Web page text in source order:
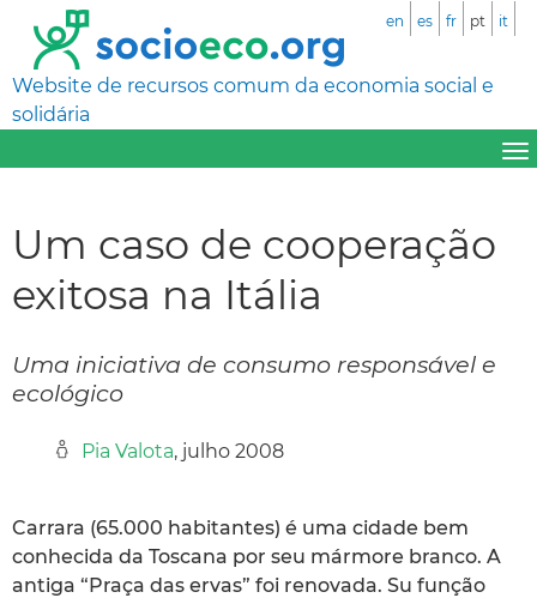
Website de recursos comum da economia social e
solidária
en es fr pt it
Um caso de cooperação
exitosa na Itália
Uma iniciativa de consumo responsável e
ecológico
Pia Valota, julho 2008
Carrara (65.000 habitantes) é uma cidade bem
conhecida da Toscana por seu mármore branco. A
antiga “Praça das ervas” foi renovada. Su função